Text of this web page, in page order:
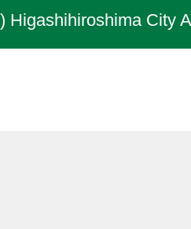
Higashihiroshima City